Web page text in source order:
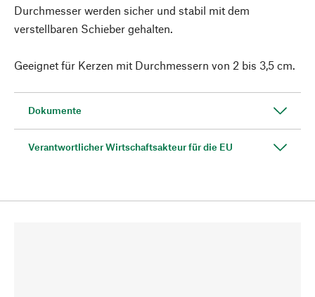
Durchmesser werden sicher und stabil mit dem
verstellbaren Schieber gehalten.
Geeignet für Kerzen mit Durchmessern von 2 bis 3,5 cm.
Dokumente
Verantwortlicher Wirtschaftsakteur für die EU